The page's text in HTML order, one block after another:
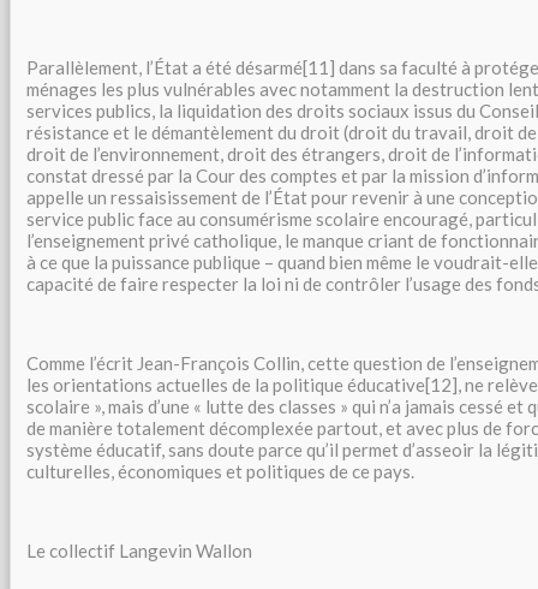
Parallèlement, l’État a été désarmé[11] dans sa faculté à
ménages les plus vulnérables avec notamment la destruction
services publics, la liquidation des droits sociaux issus du
résistance et le démantèlement du droit (droit du travail, droit
droit de l’environnement, droit des étrangers, droit de
constat dressé par la Cour des comptes et par la mission
appelle un ressaisissement de l’État pour revenir à une
service public face au consumérisme scolaire encouragé,
l’enseignement privé catholique, le manque criant de
à ce que la puissance publique – quand bien même le voudrait-
capacité de faire respecter la loi ni de contrôler l’usage des
Comme l’écrit Jean-François Collin, cette question de
les orientations actuelles de la politique éducative[12], ne
scolaire », mais d’une « lutte des classes » qui n’a jamais cessé et
de manière totalement décomplexée partout, et avec plus de
système éducatif, sans doute parce qu’il permet d’asseoir la
culturelles, économiques et politiques de ce pays.
Le collectif Langevin Wallon